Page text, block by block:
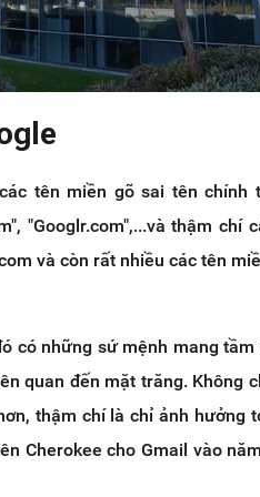
tên miền gõ sai tên chính
"Googlr.com",...và thậm chí
và còn rất nhiều các tên
có những sứ mệnh mang tầm
quan đến mặt trăng. Không
thậm chí là chỉ ảnh hưởng
Cherokee cho Gmail vào